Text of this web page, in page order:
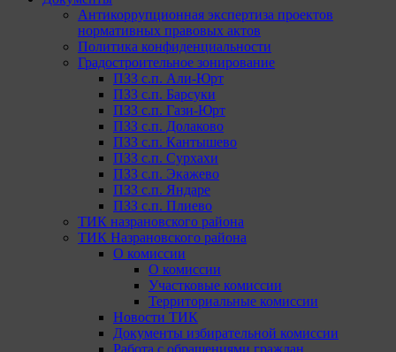
Антикоррупционная экспертиза проектов
нормативных правовых актов
Политика конфиденциальности
Градостроительное зонирование
ПЗЗ с.п. Али-Юрт
ПЗЗ с.п. Барсуки
ПЗЗ с.п. Гази-Юрт
ПЗЗ с.п. Долаково
ПЗЗ с.п. Кантышево
ПЗЗ с.п. Сурхахи
ПЗЗ с.п. Экажево
ПЗЗ с.п. Яндаре
ПЗЗ с.п. Плиево
ТИК назрановского района
ТИК Назрановского района
О комиссии
О комиссии
Участковые комиссии
Территориальные комиссии
Новости ТИК
Документы избирательной комиссии
Работа с обращениями граждан